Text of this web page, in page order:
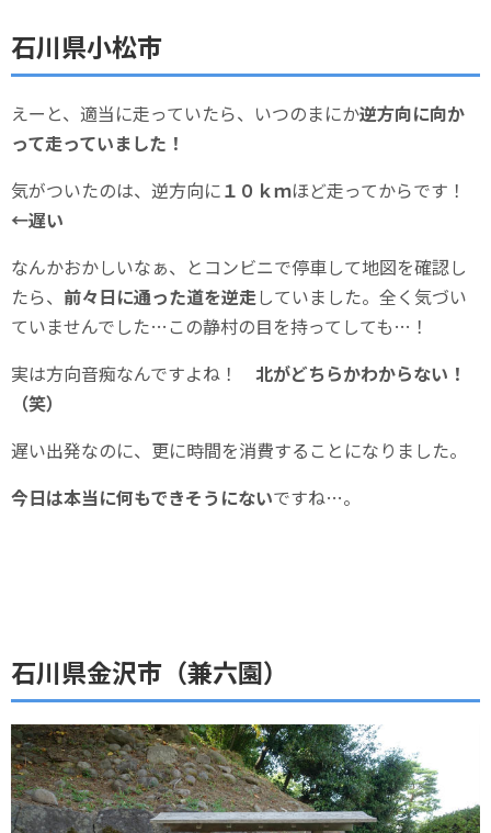
石川県小松市
えーと、適当に走っていたら、いつのまにか逆方向に向か
って走っていました！
気がついたのは、逆方向に１０ｋｍほど走ってからです！
←遅い
なんかおかしいなぁ、とコンビニで停車して地図を確認し
たら、 前々日に通った道を逆走していました。全く気づい
ていませんでした…この静村の目を持ってしても…！
実は方向音痴なんですよね！ 北がどちらかわからない！
（笑）
遅い出発なのに、更に時間を消費することになりました。
今日は本当に何もできそうにないですね…。
石川県金沢市（兼六園）